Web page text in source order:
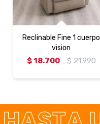
Reclinable Fine 1 cuerpo
vision
$18.700 $ 21.990